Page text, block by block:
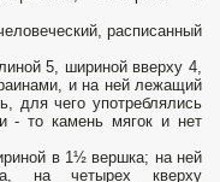
расписанный
5, шириной вверху 4,
и на ней лежащий
для чего употреблялись
- то камень мягок и нет
в 1½ вершка; на ней
на четырех кверху